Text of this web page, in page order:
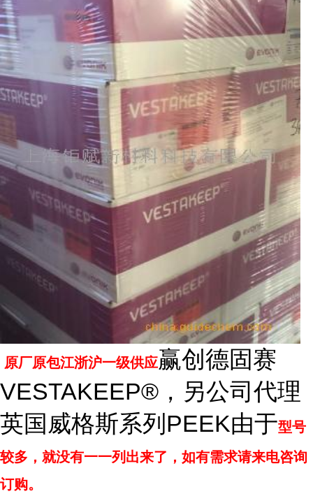
原厂原包江浙沪一级供应赢创德固赛
VESTAKEEP®，另公司代理
英国威格斯系列PEEK由于型号
较多，就没有一一列出来了，如有需求请来电咨询
订购。